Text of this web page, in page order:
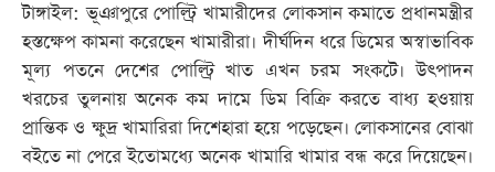
টাঙ্গাইল: ভূঞাপুরে পোল্ট্রি খামারীদের লোকসান কমাতে প্রধানমন্ত্রীর
হস্তক্ষেপ কামনা করেছেন খামারীরা। দীর্ঘদিন ধরে ডিমের অস্বাভাবিক
মূল্য পতনে দেশের পোল্ট্রি খাত এখন চরম সংকটে। উৎপাদন
খরচের তুলনায় অনেক কম দামে ডিম বিক্রি করতে বাধ্য হওয়ায়
প্রান্তিক ও ক্ষুদ্র খামারিরা দিশেহারা হয়ে পড়েছেন। লোকসানের বোঝা
বইতে না পেরে ইতোমধ্যে অনেক খামারি খামার বন্ধ করে দিয়েছেন।